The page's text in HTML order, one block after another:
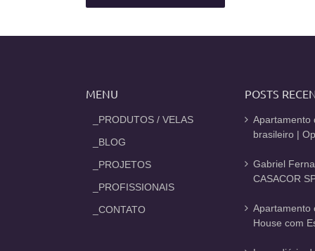
MENU
_PRODUTOS / VELAS
_BLOG
_PROJETOS
_PROFISSIONAIS
_CONTATO
POSTS
Apartamento
brasileiro |
Gabriel
CASACOR
Apartamento
House com